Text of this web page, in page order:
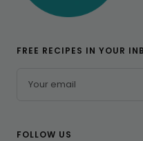
FREE RECIPES IN YOUR
Your email
FOLLOW US